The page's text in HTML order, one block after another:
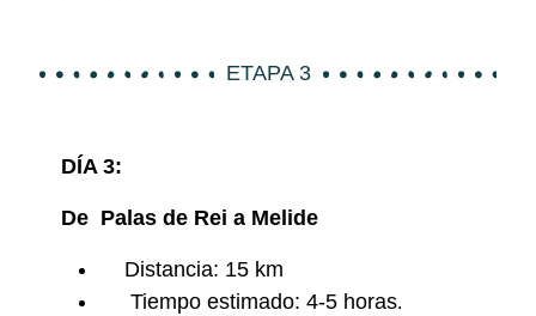
ETAPA 3
DÍA 3:
De Palas de Rei a Melide
Distancia: 15 km
Tiempo estimado: 4-5 horas.